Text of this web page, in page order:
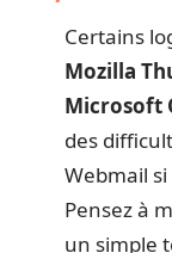
Certains
Mozilla
Microsoft
des
Webmail
Pensez à
un simple